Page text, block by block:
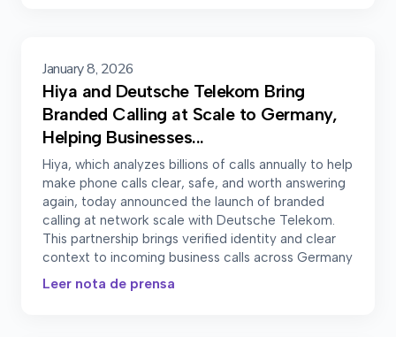
January 8, 2026
Hiya and Deutsche Telekom Bring
Branded Calling at Scale to Germany,
Helping Businesses...
Hiya, which analyzes billions of calls annually to help
make phone calls clear, safe, and worth answering
again, today announced the launch of branded
calling at network scale with Deutsche Telekom.
This partnership brings verified identity and clear
context to incoming business calls across Germany
Leer nota de prensa